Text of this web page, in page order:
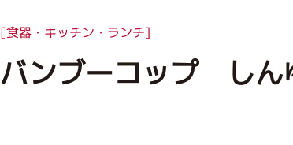
[食器・キッチン・ランチ]
バンブーコップ しん
絵本・作家紹介